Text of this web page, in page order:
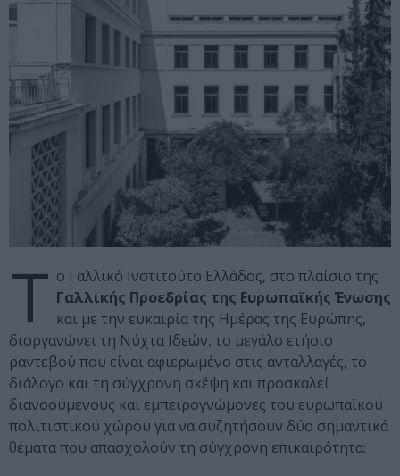
Τ ο Γαλλικό Ινστιτούτο Ελλάδος, στο πλαίσιο της
Γαλλικής Προεδρίας της Ευρωπαϊκής Ένωσης
και με την ευκαιρία της Ημέρας της Ευρώπης,
διοργανώνει τη Νύχτα Ιδεών, το μεγάλο ετήσιο
ραντεβού που είναι αφιερωμένο στις ανταλλαγές, το
διάλογο και τη σύγχρονη σκέψη και προσκαλεί
διανοούμενους και εμπειρογνώμονες του ευρωπαϊκού
πολιτιστικού χώρου για να συζητήσουν δύο σημαντικά
θέματα που απασχολούν τη σύγχρονη επικαιρότητα: